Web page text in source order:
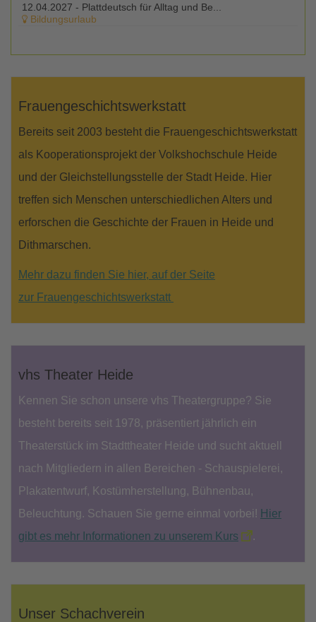
12.04.2027 - Plattdeutsch für Alltag und Be...
Bildungsurlaub
Frauengeschichtswerkstatt
Bereits seit 2003 besteht die Frauengeschichtswerkstatt
als Kooperationsprojekt der Volkshochschule Heide
und der Gleichstellungsstelle der Stadt Heide. Hier
treffen sich Menschen unterschiedlichen Alters und
erforschen die Geschichte der Frauen in Heide und
Dithmarschen.
Mehr dazu finden Sie hier, auf der Seite
zur Frauengeschichtswerkstatt
vhs Theater Heide
Kennen Sie schon unsere vhs Theatergruppe? Sie
besteht bereits seit 1978, präsentiert jährlich ein
Theaterstück im Stadttheater Heide und sucht aktuell
nach Mitgliedern in allen Bereichen - Schauspielerei,
Plakatentwurf, Kostümherstellung, Bühnenbau,
Beleuchtung. Schauen Sie gerne einmal vorbei! Hier
gibt es mehr Informationen zu unserem Kurs
.
Unser Schachverein